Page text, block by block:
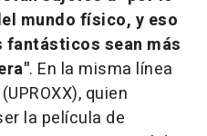
mundo físico, y eso
fantásticos sean más
. En la misma línea
(UPROXX), quien
la película de